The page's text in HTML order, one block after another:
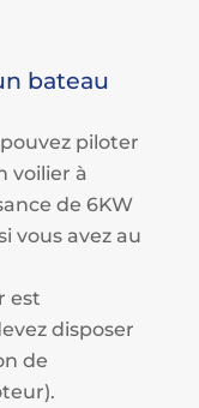
bateau
piloter
voilier à
de 6KW
vous avez au
est
disposer
de